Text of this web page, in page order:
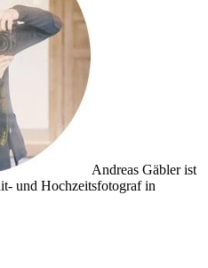
Andreas Gäbler ist
und Hochzeitsfotograf in